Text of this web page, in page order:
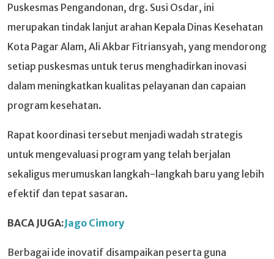
Puskesmas Pengandonan, drg. Susi Osdar, ini
merupakan tindak lanjut arahan Kepala Dinas Kesehatan
Kota Pagar Alam, Ali Akbar Fitriansyah, yang mendorong
setiap puskesmas untuk terus menghadirkan inovasi
dalam meningkatkan kualitas pelayanan dan capaian
program kesehatan.
Rapat koordinasi tersebut menjadi wadah strategis
untuk mengevaluasi program yang telah berjalan
sekaligus merumuskan langkah-langkah baru yang lebih
efektif dan tepat sasaran.
BACA JUGA:Jago Cimory
Berbagai ide inovatif disampaikan peserta guna